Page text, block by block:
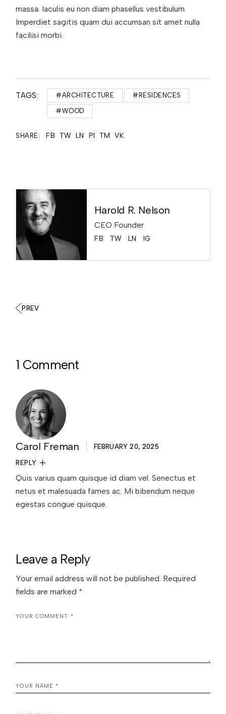
massa. Iaculis eu non diam phasellus vestibulum.
Imperdiet sagitis quam dui accumsan sit amet nulla
facilisi morbi.
TAGS: #ARCHITECTURE #RESIDENCES
#WOOD
SHARE: FB TW LN PI TM VK
Harold R. Nelson
CEO Founder
FB TW LN IG
PREV
1 Comment
Carol Freman FEBRUARY 20, 2025
REPLY
Quis varius quam quisque id diam vel. Senectus et
netus et malesuada fames ac. Mi bibendum neque
egestas congue quisque.
Leave a Reply
Your email address will not be published. Required
fields are marked *